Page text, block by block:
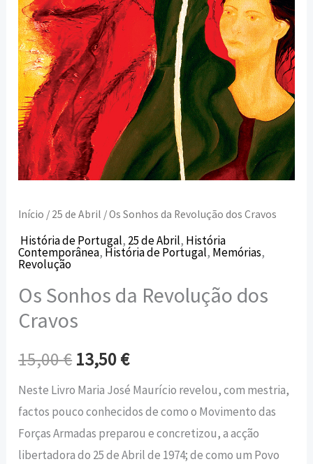
Início / 25 de Abril / Os Sonhos da Revolução dos Cravos
História de Portugal, 25 de Abril, História
Contemporânea, História de Portugal, Memórias,
Revolução
Os Sonhos da Revolução dos
Cravos
15,00€ 13,50€
Neste Livro Maria José Maurício revelou, com mestria,
factos pouco conhecidos de como o Movimento das
Forças Armadas preparou e concretizou, a acção
libertadora do 25 de Abril de 1974; de como um Povo